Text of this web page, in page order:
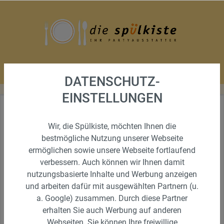
IHRER SPÜLKISTE
Liebe Kunden,
Sortiment ausgewählter Mietartikel. ObGeschirr, Besteck,
Stehtische, Hussen, Tischdecken, Hüpfburgen,
Menschenkicker, Popcornmaschinen, Kaffeemaschinen
oder Spiele. Sie finden bei unsfür jede Feier die passende
Ausstattung.
DATENSCHUTZ-
EINSTELLUNGEN
Wir, die Spülkiste, möchten Ihnen die
bestmögliche Nutzung unserer Webseite
ermöglichen sowie unsere Webseite fortlaufend
verbessern. Auch können wir Ihnen damit
nutzungsbasierte Inhalte und Werbung anzeigen
und arbeiten dafür mit ausgewählten Partnern (u.
a. Google) zusammen. Durch diese Partner
erhalten Sie auch Werbung auf anderen
Webseiten. Sie können Ihre freiwillige